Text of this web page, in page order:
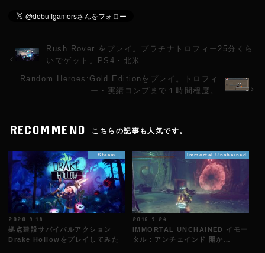
Rush Rover をプレイ。プラチナトロフィー25分くら
いでゲット。PS4・北米
Random Heroes:Gold Editionをプレイ。トロフィ
ー・実績コンプまで１時間程度。
RECOMMEND こちらの記事も人気です。
Steam
2020.9.18
拠点建設サバイバルアクション
Drake Hollowをプレイしてみた
Immortal Unchained
2018.9.24
IMMORTAL UNCHAINED イモー
タル：アンチェインド 開か…